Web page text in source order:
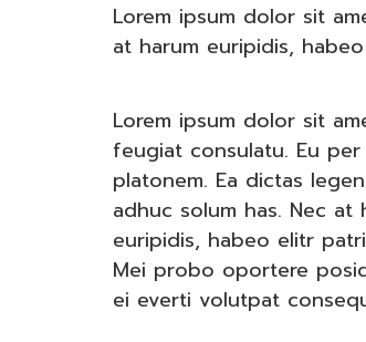
Lorem ipsum dolor sit
at harum euripidis,
Lorem ipsum dolor sit
feugiat consulatu. Eu
platonem. Ea dictas
adhuc solum has. Nec at
euripidis, habeo elitr
Mei probo oportere
ei everti volutpat